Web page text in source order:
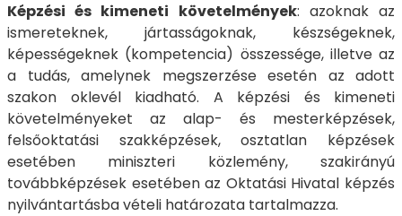
Képzési és kimeneti követelmények: azoknak az
ismereteknek, jártasságoknak, készségeknek,
képességeknek (kompetencia) összessége, illetve az
a tudás, amelynek megszerzése esetén az adott
szakon oklevél kiadható. A képzési és kimeneti
követelményeket az alap- és mesterképzések,
felsőoktatási szakképzések, osztatlan képzések
esetében miniszteri közlemény, szakirányú
továbbképzések esetében az Oktatási Hivatal képzés
nyilvántartásba vételi határozata tartalmazza.